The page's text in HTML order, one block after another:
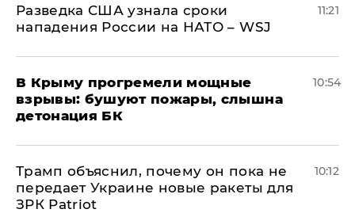
Разведка США узнала сроки
нападения России на НАТО – WSJ
11:21
В Крыму прогремели мощные
взрывы: бушуют пожары, слышна
детонация БК
10:54
Трамп объяснил, почему он пока не
передает Украине новые ракеты для
ЗРК Patriot
10:12